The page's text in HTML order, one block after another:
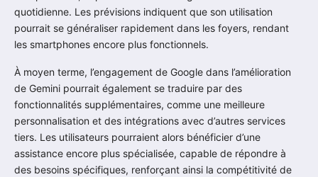
quotidienne. Les prévisions indiquent que son utilisation
pourrait se généraliser rapidement dans les foyers, rendant
les smartphones encore plus fonctionnels.
À moyen terme, l’engagement de Google dans l’amélioration
de Gemini pourrait également se traduire par des
fonctionnalités supplémentaires, comme une meilleure
personnalisation et des intégrations avec d’autres services
tiers. Les utilisateurs pourraient alors bénéficier d’une
assistance encore plus spécialisée, capable de répondre à
des besoins spécifiques, renforçant ainsi la compétitivité de